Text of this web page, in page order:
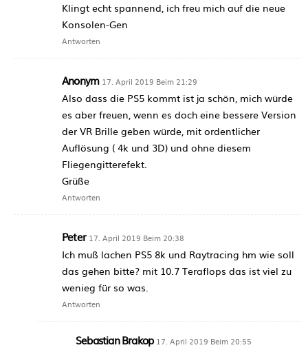
Klingt echt spannend, ich freu mich auf die neue
Konsolen-Gen
Antworten
Anonym 17. April 2019 Beim 21:29
Also dass die PS5 kommt ist ja schön, mich würde
es aber freuen, wenn es doch eine bessere Version
der VR Brille geben würde, mit ordentlicher
Auflösung ( 4k und 3D) und ohne diesem
Fliegengitterefekt.
Grüße
Antworten
Peter 17. April 2019 Beim 20:38
Ich muß lachen PS5 8k und Raytracing hm wie soll
das gehen bitte? mit 10.7 Teraflops das ist viel zu
wenieg für so was.
Antworten
Sebastian Brakop 17. April 2019 Beim 20:55